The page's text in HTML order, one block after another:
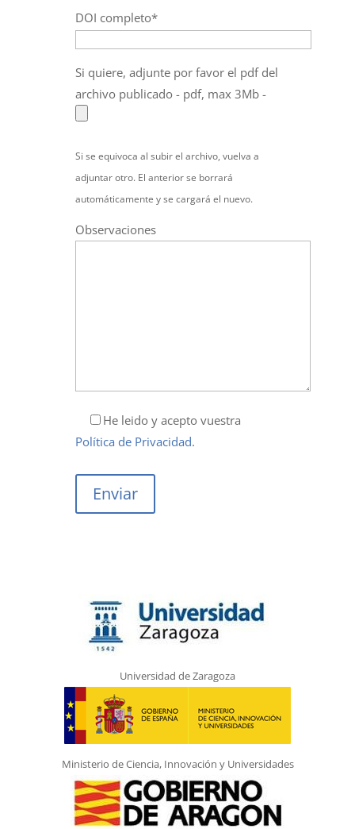
DOI completo*
Si quiere, adjunte por favor el pdf del
archivo publicado - pdf, max 3Mb -
Si se equivoca al subir el archivo, vuelva a
adjuntar otro. El anterior se borrará
automáticamente y se cargará el nuevo.
Observaciones
He leido y acepto vuestra
Política de Privacidad.
Universidad de Zaragoza
Ministerio de Ciencia, Innovación y Universidades